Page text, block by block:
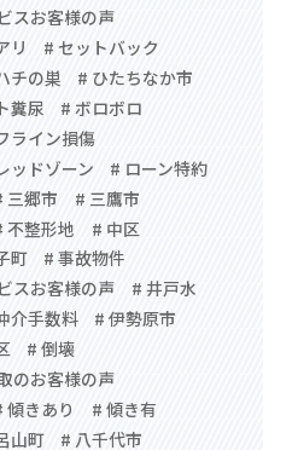
スお客様の声
リ
# セットバック
チの巣
# ひたちなか市
糞尿
# ボロボロ
ライン損傷
ッドゾーン
# ローン特約
三郷市
# 三鷹市
不整形地
# 中区
町
# 事故物件
スお客様の声
# 井戸水
介手数料
# 伊勢原市
# 倒壊
のお客様の声
傾きあり
# 傾き有
山町
# 八千代市